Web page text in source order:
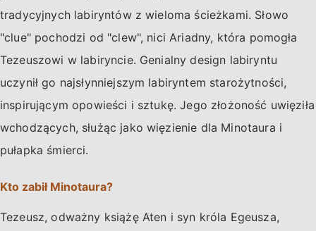
tradycyjnych labiryntów z wieloma ścieżkami. Słowo
"clue" pochodzi od "clew", nici Ariadny, która pomogła
Tezeuszowi w labiryncie. Genialny design labiryntu
uczynił go najsłynniejszym labiryntem starożytności,
inspirującym opowieści i sztukę. Jego złożoność uwięziła
wchodzących, służąc jako więzienie dla Minotaura i
pułapka śmierci.
Kto zabił Minotaura?
Tezeusz, odważny książę Aten i syn króla Egeusza,